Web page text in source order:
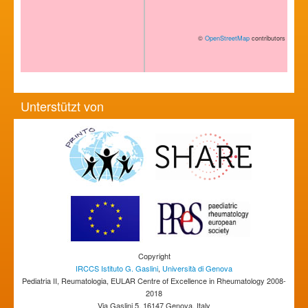
© OpenStreetMap contributors
Unterstützt von
Copyright
IRCCS Istituto G. Gaslini, Università di Genova
Pediatria II, Reumatologia, EULAR Centre of Excellence in Rheumatology 2008-
2018
Via Gaslini 5, 16147 Genova, Italy